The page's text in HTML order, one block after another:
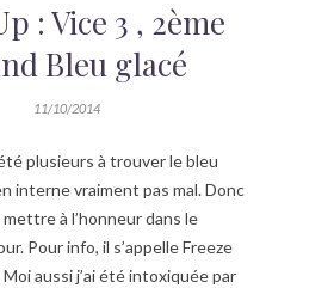
: Vice 3 , 2ème
Bleu glacé
11/10/2014
plusieurs à trouver le bleu
interne vraiment pas mal. Donc
mettre à l’honneur dans le
Pour info, il s’appelle Freeze
aussi j’ai été intoxiquée par